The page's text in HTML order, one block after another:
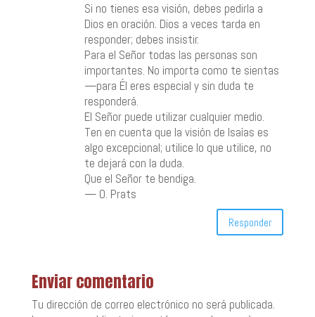
Si no tienes esa visión, debes pedirla a
Dios en oración. Dios a veces tarda en
responder; debes insistir.
Para el Señor todas las personas son
importantes. No importa como te sientas
—para Él eres especial y sin duda te
responderá.
El Señor puede utilizar cualquier medio.
Ten en cuenta que la visión de Isaías es
algo excepcional; utilice lo que utilice, no
te dejará con la duda.
Que el Señor te bendiga.
— O. Prats
Responder
Enviar comentario
Tu dirección de correo electrónico no será publicada.